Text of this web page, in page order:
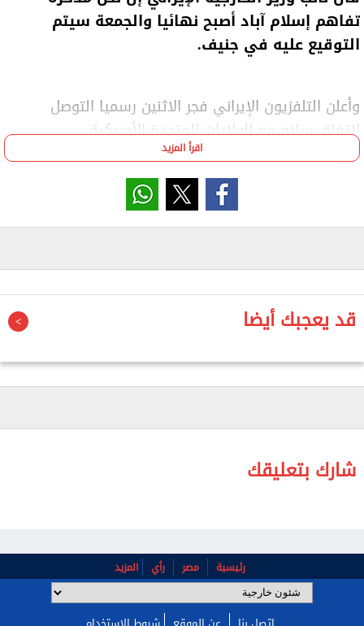
تفاهم إسلام آباد أصبح نهائيا والجمعة سيتم
التوقيع عليه في جنيف.
وأعلن التلفزيون الإيراني فجر الاثنين رسميا التوصل
لاتفاق سلام مع الولايات المتحدة الأمريكية.
وقال التلفزيون الإيراني إن الولايات المتحدة اضطرت إلى
والشعب، اضطرت واشنطن إلى القبول بإنهاء الحرب.
اقرأ المزيد
قد يعجبك أيضا
شارك بتعليقك
رئيسية مصر رأي المزيد